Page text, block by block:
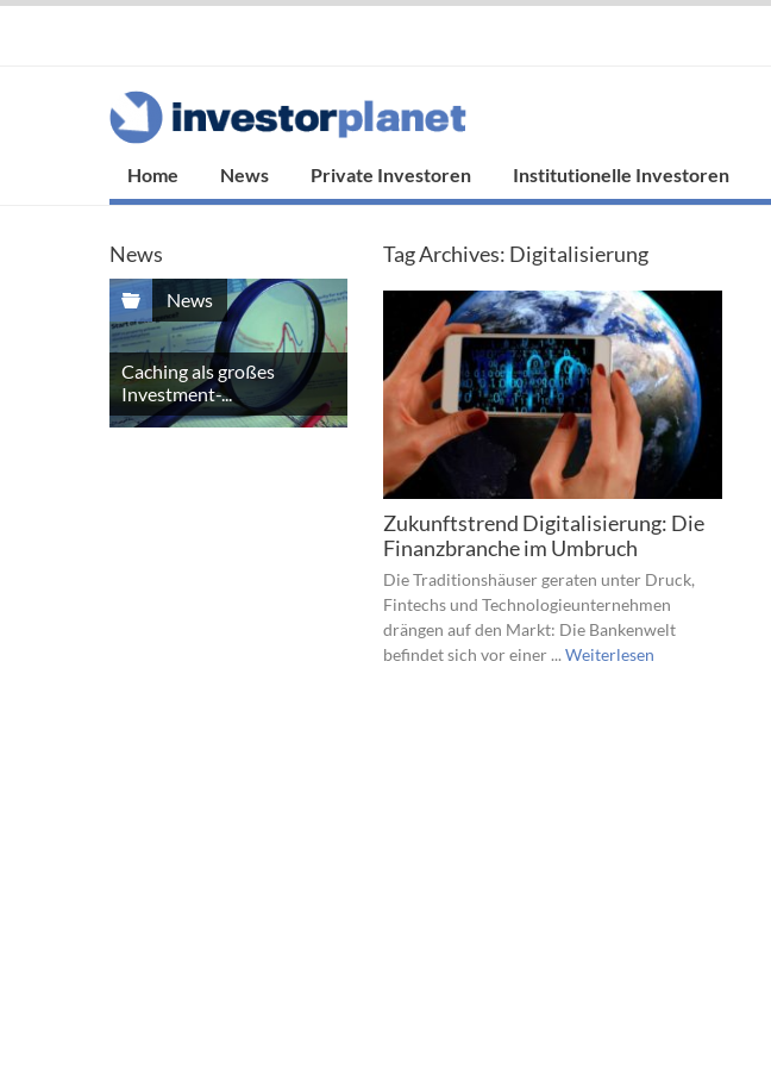
Home News Private Investoren Institutionelle Investoren
Tag Archives: Digitalisierung
Zukunftstrend Digitalisierung: Die
Finanzbranche im Umbruch
Die Traditionshäuser geraten unter Druck,
Fintechs und Technologieunternehmen
drängen auf den Markt: Die Bankenwelt
befindet sich vor einer ... Weiterlesen
News
News
Caching als großes
Investment-...